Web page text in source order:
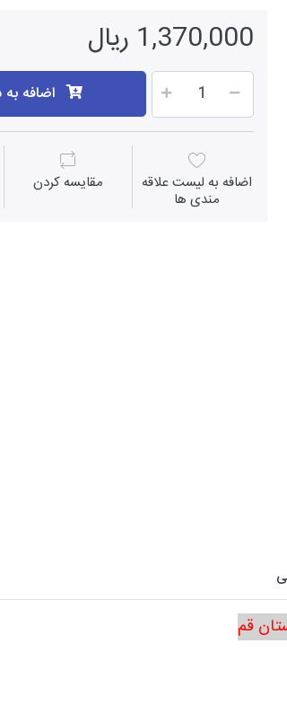
1,370,000 ریال
اضافه
اضافه به لیست علاقه
مندی ها
مقايسه كردن
قم